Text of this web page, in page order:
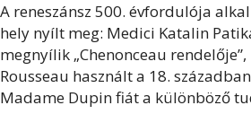
A reneszánsz 500. évfordulója
hely nyílt meg: Medici Katalin
megnyílik „Chenonceau rendelője”,
Rousseau használt a 18.
Madame Dupin fiát a különböző